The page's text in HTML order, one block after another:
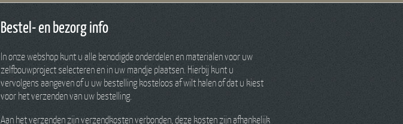
Bestel- en bezorg info
In onze webshop kunt u alle benodigde onderdelen en materialen voor uw
zelfbouwproject selecteren en in uw mandje plaatsen. Hierbij kunt u
vervolgens aangeven of u uw bestelling kosteloos af wilt halen of dat u kiest
voor het verzenden van uw bestelling.
Aan het verzenden zijn verzendkosten verbonden, deze kosten zijn afhankelijk